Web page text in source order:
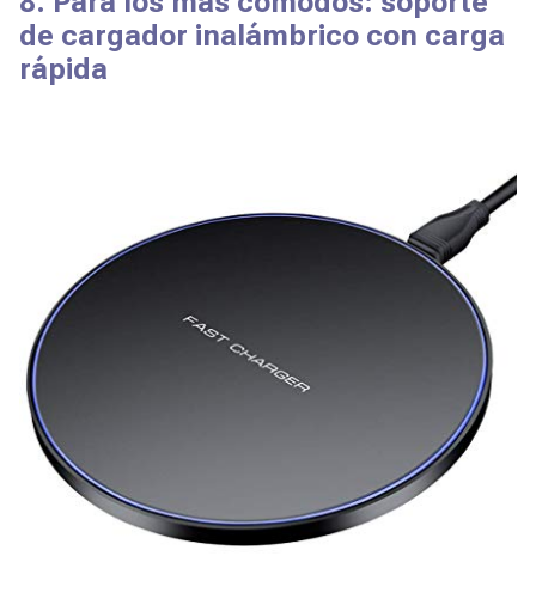
de cargador inalámbrico con carga
rápida